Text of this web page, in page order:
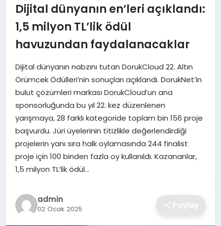
MAGAZIN
SAĞLIK
SPOR
TEKNOLOJI
YAŞAM
GÜNDEM
Dijital dünyanın en’leri açıklandı:
1,5 milyon TL’lik ödül
havuzundan faydalanacaklar
Dijital dünyanın nabzını tutan DorukCloud 22. Altın
Örümcek Ödülleri’nin sonuçları açıklandı. DorukNet’in
bulut çözümleri markası DorukCloud’un ana
sponsorluğunda bu yıl 22. kez düzenlenen
yarışmaya, 28 farklı kategoride toplam bin 156 proje
başvurdu. Jüri üyelerinin titizlikle değerlendirdiği
projelerin yanı sıra halk oylamasında 244 finalist
proje için 100 binden fazla oy kullanıldı. Kazananlar,
1,5 milyon TL’lik ödül…
admin
02 Ocak 2025 Paylaş